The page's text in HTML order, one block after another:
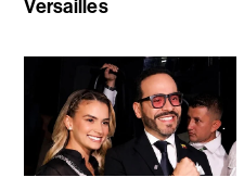
Versailles